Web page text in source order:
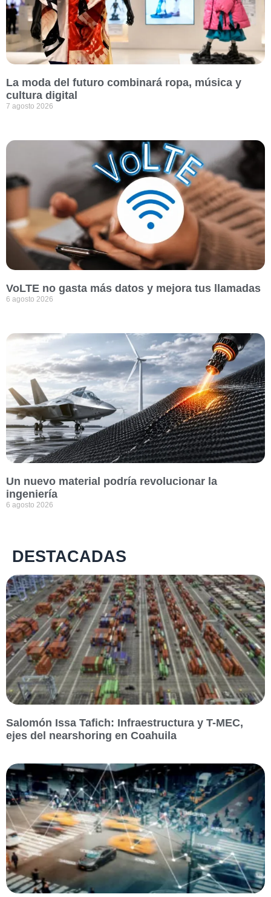
La moda del futuro combinará ropa, música y
cultura digital
7 agosto 2026
VoLTE no gasta más datos y mejora tus llamadas
6 agosto 2026
Un nuevo material podría revolucionar la
ingeniería
6 agosto 2026
DESTACADAS
Salomón Issa Tafich: Infraestructura y T-MEC,
ejes del nearshoring en Coahuila